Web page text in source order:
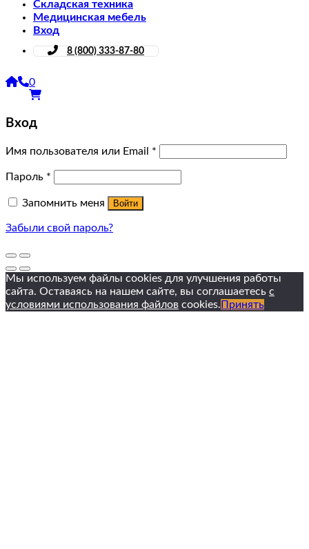
Складская техника
Медицинская мебель
Вход
8 (800) 333-87-80
0
Вход
Имя пользователя или Email *
Пароль *
Запомнить меня Войти
Забыли свой пароль?
Мы используем файлы cookies для улучшения работы
сайта. Оставаясь на нашем сайте, вы соглашаетесь с
условиями использования файлов cookies. Принять